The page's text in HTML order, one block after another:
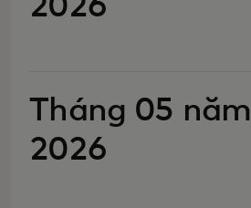
2026
Tháng 05 năm
2026